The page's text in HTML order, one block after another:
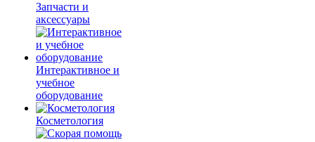
Запчасти и
аксессуары
Интерактивное и
учебное
оборудование
Косметология